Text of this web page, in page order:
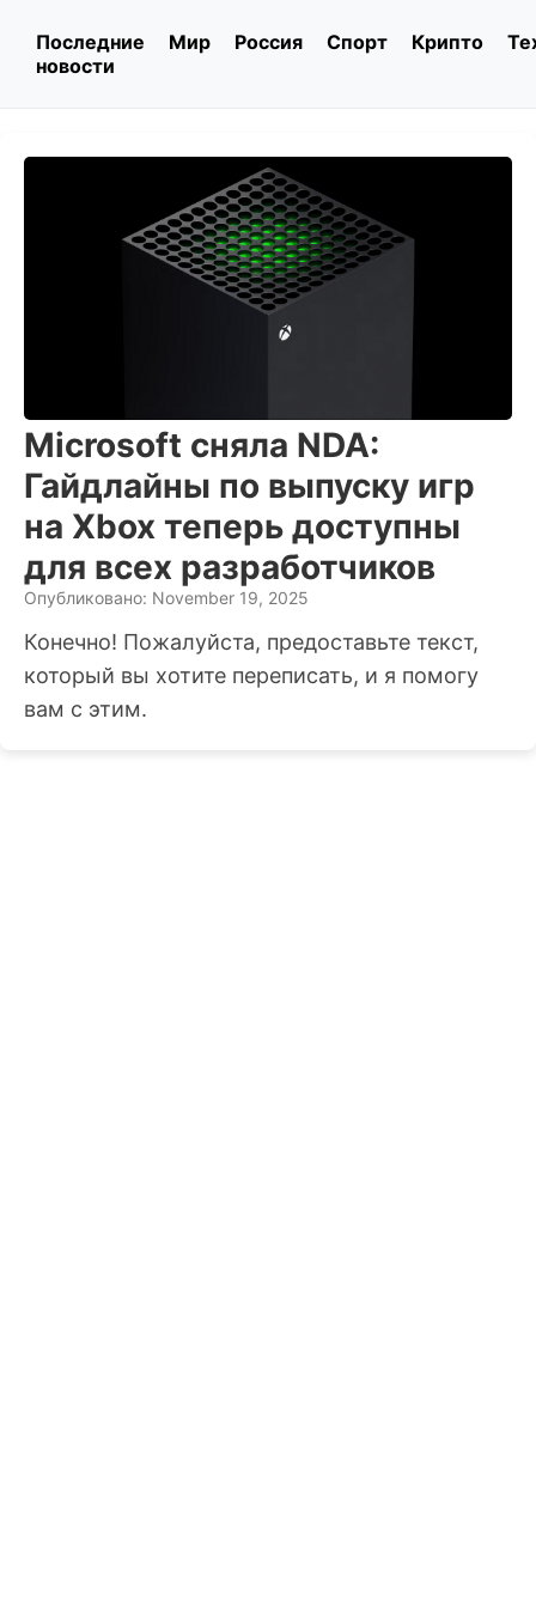
Последние
новости
Мир Россия Спорт Крипто
Microsoft сняла NDA:
Гайдлайны по выпуску игр
на Xbox теперь доступны
для всех разработчиков
Опубликовано: November 19, 2025
Конечно! Пожалуйста, предоставьте текст,
который вы хотите переписать, и я помогу
вам с этим.